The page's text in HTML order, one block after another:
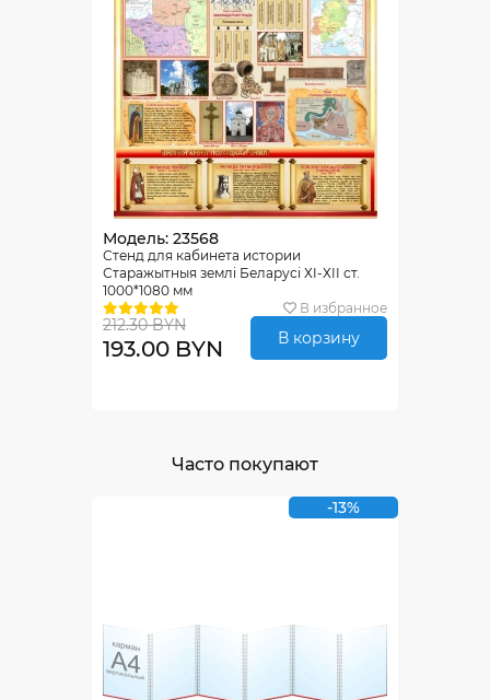
Модель: 23568
Стенд для кабинета истории
Старажытныя землi Беларусi ХI-ХII ст.
1000*1080 мм
В избранное
212.30 BYN
193.00 BYN В корзину
Часто покупают
-13%